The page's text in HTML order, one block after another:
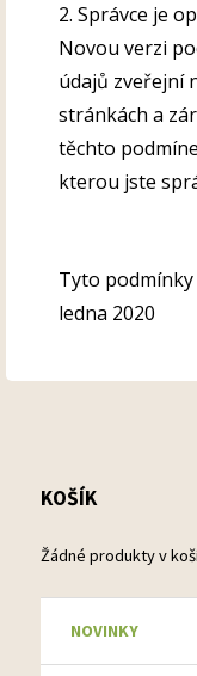
2. Správce je
Novou verzi
údajů zveřejní
stránkách a
těchto
kterou jste
Tyto
ledna 2020
KOŠÍK
Žádné produkty v
NOVINKY